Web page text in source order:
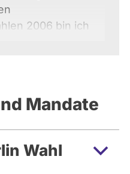
2006 bin ich
den Grünen
Vorstand des
und Tiefbau in
Mandate
Wahl